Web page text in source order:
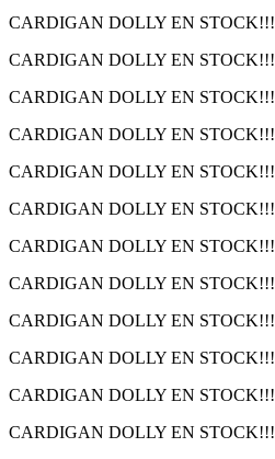
CARDIGAN DOLLY EN STOCK!!!
CARDIGAN DOLLY EN STOCK!!!
CARDIGAN DOLLY EN STOCK!!!
CARDIGAN DOLLY EN STOCK!!!
CARDIGAN DOLLY EN STOCK!!!
CARDIGAN DOLLY EN STOCK!!!
CARDIGAN DOLLY EN STOCK!!!
CARDIGAN DOLLY EN STOCK!!!
CARDIGAN DOLLY EN STOCK!!!
CARDIGAN DOLLY EN STOCK!!!
CARDIGAN DOLLY EN STOCK!!!
CARDIGAN DOLLY EN STOCK!!!